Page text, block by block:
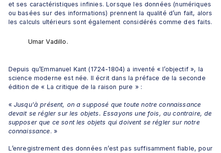
et ses caractéristiques infinies. Lorsque les données (numériques
ou basées sur des informations) prennent la qualité d’un fait, alors
les calculs ultérieurs sont également considérés comme des faits.
Umar Vadillo.
Depuis qu’Emmanuel Kant (1724-1804) a inventé « l’objectif », la
science moderne est née. Il écrit dans la préface de la seconde
édition de « La critique de la raison pure » :
« Jusqu'à présent, on a supposé que toute notre connaissance
devait se régler sur les objets. Essayons une fois, au contraire, de
supposer que ce sont les objets qui doivent se régler sur notre
connaissance. »
L’enregistrement des données n’est pas suffisamment fiable, pour